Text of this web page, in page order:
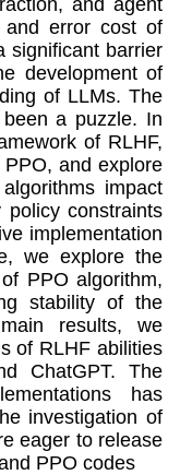
and error cost of
significant barrier
development of
of LLMs. The
a puzzle. In
of RLHF,
and explore
impact
constraints
implementation
we explore the
PPO algorithm,
stability of the
results, we
of RLHF abilities
ChatGPT. The
has
investigation of
eager to release
PPO codes